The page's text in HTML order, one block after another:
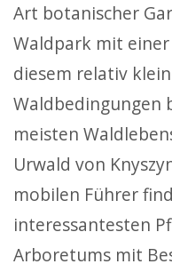
Art botanischer
Waldpark mit einer
diesem relativ
Waldbedingungen
meisten
Urwald von
mobilen Führer
interessantesten
Arboretums mit